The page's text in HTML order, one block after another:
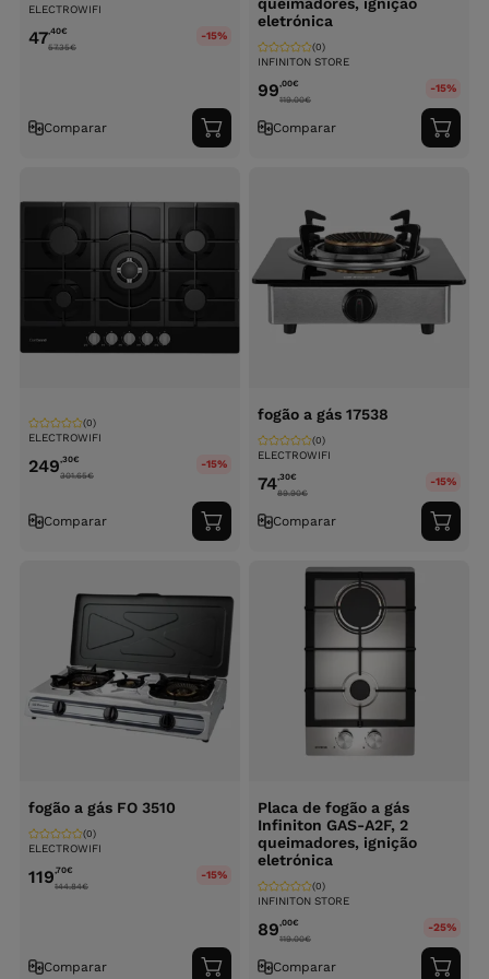
ELECTROWIFI
47,40€
57.35€
-15%
Comparar
Adicionar
ao
eletrónica
INFINITON STORE
(0)
99,00€
119.00€
-15%
Comparar
ao
ELECTROWIFI
(0)
249,30€
301.65€
-15%
Comparar
Adicionar
ao
fogão a gás 17538
ELECTROWIFI
(0)
74,30€
89.90€
-15%
Comparar
ao
fogão a gás FO 3510
ELECTROWIFI
(0)
119,70€
144.84€
-15%
Comparar
Adicionar
Placa de fogão a gás
Infiniton GAS-A2F, 2
queimadores, ignição
eletrónica
INFINITON STORE
(0)
89,00€
119.00€
-25%
Comparar